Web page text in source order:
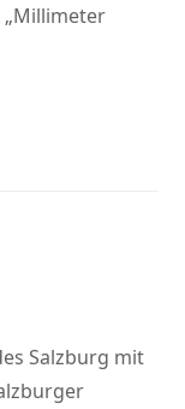
Salzburg mit